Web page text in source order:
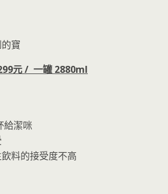
寶
元 / 一罐 2880ml
給潔咪
料的接受度不高